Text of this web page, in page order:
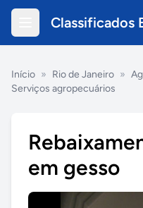
Classificados
Início » Rio de Janeiro »
Serviços agropecuários
em gesso